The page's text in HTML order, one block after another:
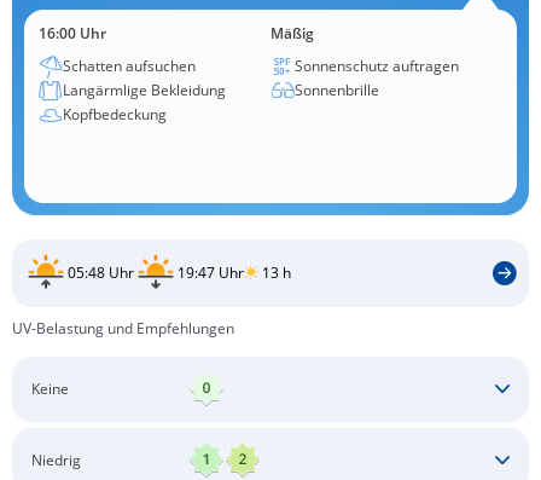
16:00 Uhr
Schatten aufsuchen
Langärmlige Bekleidung
Kopfbedeckung
Mäßig
Sonnenschutz auftragen
Sonnenbrille
05:48 Uhr 19:47 Uhr 13 h
UV-Belastung und Empfehlungen
Keine
Niedrig